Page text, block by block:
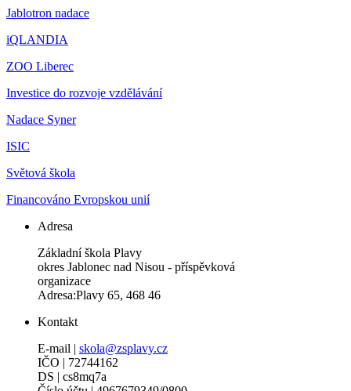
Jablotron nadace
iQLANDIA
ZOO Liberec
Investice do rozvoje vzdělávání
Nadace Syner
ISIC
Světová škola
Financováno Evropskou unií
Adresa
Základní škola Plavy
okres Jablonec nad Nisou - příspěvková
organizace
Adresa:Plavy 65, 468 46
Kontakt
E-mail | skola@zsplavy.cz
IČO | 72744162
DS | cs8mq7a